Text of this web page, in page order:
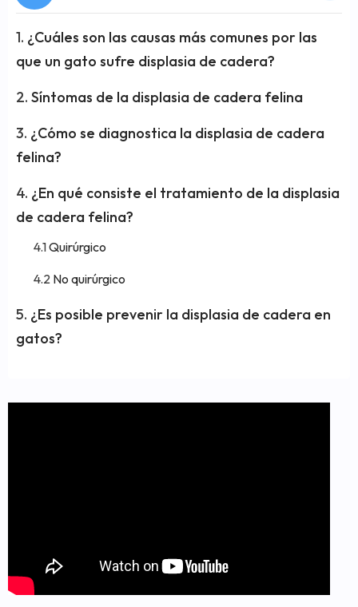
¿Cuáles son las causas más comunes por las
que un gato sufre displasia de cadera?
Síntomas de la displasia de cadera felina
¿Cómo se diagnostica la displasia de cadera
felina?
¿En qué consiste el tratamiento de la displasia
de cadera felina?
Quirúrgico
No quirúrgico
¿Es posible prevenir la displasia de cadera en
gatos?